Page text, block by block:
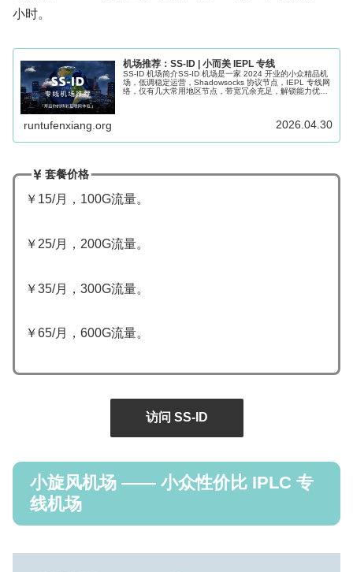
小时。
机场推荐：SS-ID | 小而美 IEPL 专线
SS-ID 机场简介SS-ID 机场是一家 2024 开业的小众精品机
场，低调稳定运营，Shadowsocks 协议节点，IEPL 专线网
络，仅有几大常用地区节点，带宽冗余充足，解锁能力优
runtufenxiang.org 2026.04.30
套餐价格
￥15/月，100G流量。
￥25/月，200G流量。
￥35/月，300G流量。
￥65/月，600G流量。
访问 SS-ID
小旋风机场 —— 小众性价比 IPLC 专
线机场